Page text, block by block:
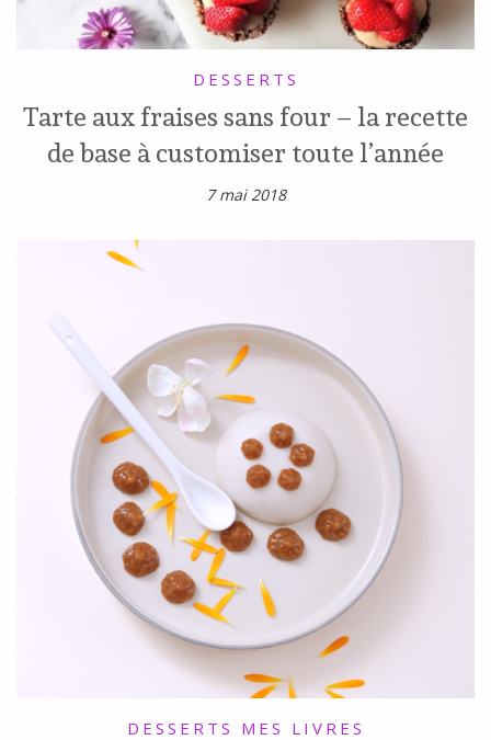
DESSERTS
Tarte aux fraises sans four – la recette
de base à customiser toute l’année
7 mai 2018
DESSERTS MES LIVRES